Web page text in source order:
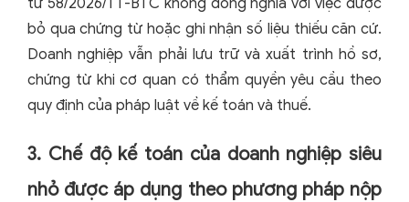
bỏ qua chứng từ hoặc ghi nhận số liệu thiếu căn cứ.
Doanh nghiệp vẫn phải lưu trữ và xuất trình hồ sơ,
chứng từ khi cơ quan có thẩm quyền yêu cầu theo
quy định của pháp luật về kế toán và thuế.
3. Chế độ kế toán của doanh nghiệp siêu
nhỏ được áp dụng theo phương pháp nộp